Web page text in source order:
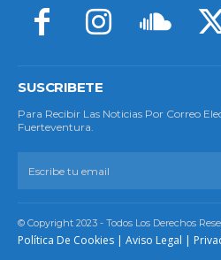
SUSCRIBETE
Para Recibir Las Noticias Por Correo
Fuerteventura.
© Copyright 2023 - Todos Los Derechos
Política De Cookies | Aviso Legal |